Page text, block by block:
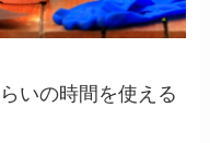
いの時間を使える